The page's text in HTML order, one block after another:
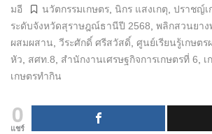
สถานีข่าววันนี้
มอี
นวัตกรรมเกษตร, นิกร แสงเกตุ, ปราชญ์เ
ระดับจังหวัดสุราษฎณ์ธานีปี 2568, พลิกสวนยาง
ผสมผสาน, วีระศักดิ์ ศรีสวัสดิ์, ศูนย์เรียนรู้เกษต
หัว, สศท.8, สำนักงานเศรษฐกิจการเกษตรที่ 6, เ
เกษตรทำกิน
0
แชร์